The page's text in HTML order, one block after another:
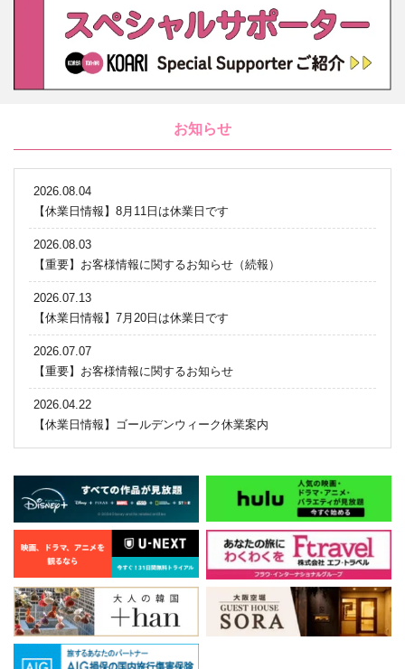
お知らせ
2026.08.04
【休業日情報】8月11日は休業日です
2026.08.03
【重要】お客様情報に関するお知らせ（続報）
2026.07.13
【休業日情報】7月20日は休業日です
2026.07.07
【重要】お客様情報に関するお知らせ
2026.04.22
【休業日情報】ゴールデンウィーク休業案内